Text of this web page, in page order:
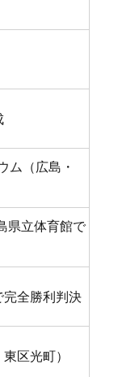
ム（広島・
県立体育館で
完全勝利判決
区光町）